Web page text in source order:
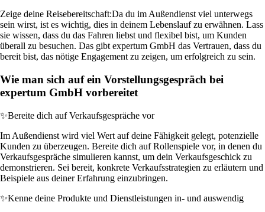
Zeige deine Reisebereitschaft:Da du im Außendienst viel unterwegs
sein wirst, ist es wichtig, dies in deinem Lebenslauf zu erwähnen. Lass
sie wissen, dass du das Fahren liebst und flexibel bist, um Kunden
überall zu besuchen. Das gibt expertum GmbH das Vertrauen, dass du
bereit bist, das nötige Engagement zu zeigen, um erfolgreich zu sein.
Wie man sich auf ein Vorstellungsgespräch bei
expertum GmbH vorbereitet
✨Bereite dich auf Verkaufsgespräche vor
Im Außendienst wird viel Wert auf deine Fähigkeit gelegt, potenzielle
Kunden zu überzeugen. Bereite dich auf Rollenspiele vor, in denen du
Verkaufsgespräche simulieren kannst, um dein Verkaufsgeschick zu
demonstrieren. Sei bereit, konkrete Verkaufsstrategien zu erläutern und
Beispiele aus deiner Erfahrung einzubringen.
✨Kenne deine Produkte und Dienstleistungen in- und auswendig